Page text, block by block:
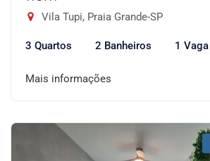
Vila Tupi, Praia Grande-SP
3 Quartos 2 Banheiros 1 Vaga
Mais informações